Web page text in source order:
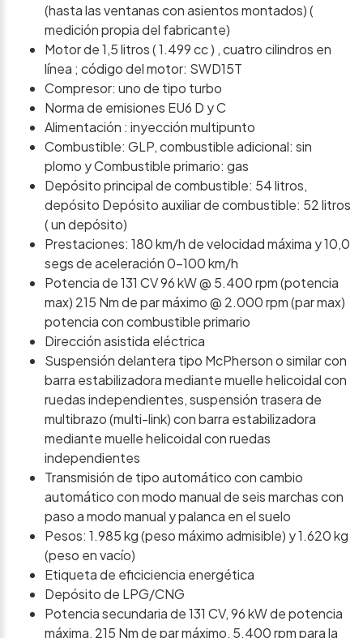
(hasta las ventanas con asientos montados) (
medición propia del fabricante)
Motor de 1,5 litros ( 1.499 cc ) , cuatro cilindros en
línea ; código del motor: SWD15T
Compresor: uno de tipo turbo
Norma de emisiones EU6 D y C
Alimentación : inyección multipunto
Combustible: GLP, combustible adicional: sin
plomo y Combustible primario: gas
Depósito principal de combustible: 54 litros,
depósito Depósito auxiliar de combustible: 52 litros
( un depósito)
Prestaciones: 180 km/h de velocidad máxima y 10,0
segs de aceleración 0-100 km/h
Potencia de 131 CV 96 kW @ 5.400 rpm (potencia
max) 215 Nm de par máximo @ 2.000 rpm (par max)
potencia con combustible primario
Dirección asistida eléctrica
Suspensión delantera tipo McPherson o similar con
barra estabilizadora mediante muelle helicoidal con
ruedas independientes, suspensión trasera de
multibrazo (multi-link) con barra estabilizadora
mediante muelle helicoidal con ruedas
independientes
Transmisión de tipo automático con cambio
automático con modo manual de seis marchas con
paso a modo manual y palanca en el suelo
Pesos: 1.985 kg (peso máximo admisible) y 1.620 kg
(peso en vacío)
Etiqueta de eficiciencia energética
Depósito de LPG/CNG
Potencia secundaria de 131 CV, 96 kW de potencia
máxima, 215 Nm de par máximo, 5.400 rpm para la